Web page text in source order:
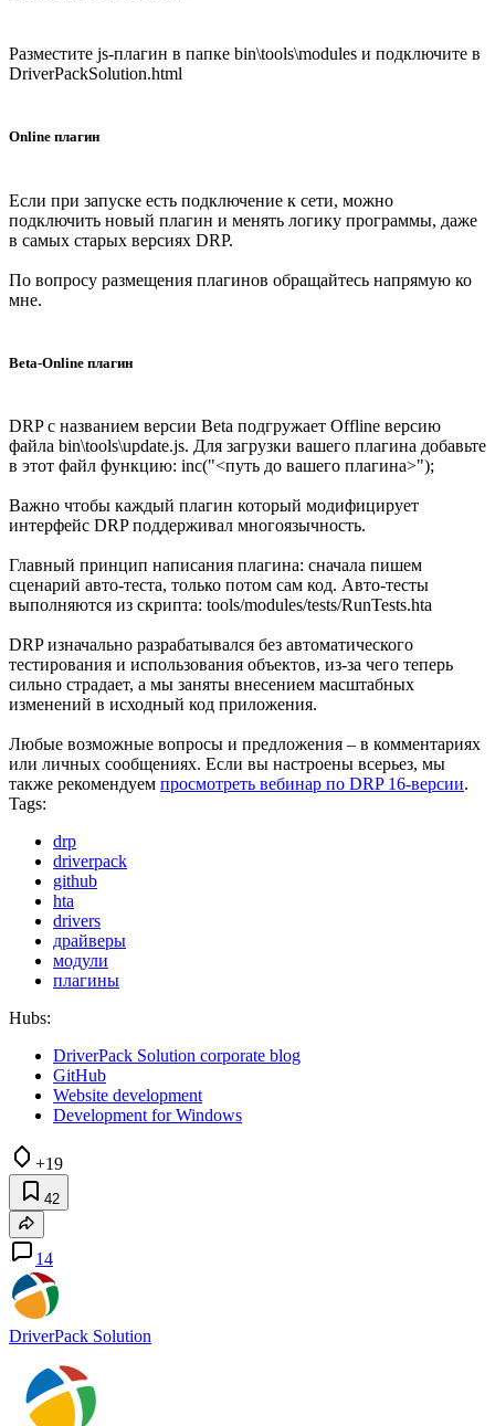
Разместите js-плагин в папке bin\tools\modules и подключите в
DriverPackSolution.html
Online плагин
Если при запуске есть подключение к сети, можно
подключить новый плагин и менять логику программы, даже
в самых старых версиях DRP.
По вопросу размещения плагинов обращайтесь напрямую ко
мне.
Beta-Online плагин
DRP с названием версии Beta подгружает Offline версию
файла bin\tools\update.js. Для загрузки вашего плагина добавьте
в этот файл функцию: inc("<путь до вашего плагина>");
Важно чтобы каждый плагин который модифицирует
интерфейс DRP поддерживал многоязычность.
Главный принцип написания плагина: сначала пишем
сценарий авто-теста, только потом сам код. Авто-тесты
выполняются из скрипта: tools/modules/tests/RunTests.hta
DRP изначально разрабатывался без автоматического
тестирования и использования объектов, из-за чего теперь
сильно страдает, а мы заняты внесением масштабных
изменений в исходный код приложения.
Любые возможные вопросы и предложения – в комментариях
или личных сообщениях. Если вы настроены всерьез, мы
также рекомендуем просмотреть вебинар по DRP 16-версии.
Tags:
drp
driverpack
github
hta
drivers
драйверы
модули
плагины
Hubs:
DriverPack Solution corporate blog
GitHub
Website development
Development for Windows
+19
42
14
DriverPack Solution